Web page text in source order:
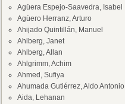
Agüera Espejo-Saavedra, Isabel
Agüero Herranz, Arturo
Ahijado Quintillán, Manuel
Ahlberg, Janet
Ahlberg, Allan
Ahlgrimm, Achim
Ahmed, Sufiya
Ahumada Gutiérrez, Aldo Antonio
Aida, Lehanan